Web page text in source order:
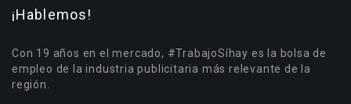
¡Hablemos!
Con 19 años en el mercado, #TrabajoSíhay es la bolsa de
empleo de la industria publicitaria más relevante de la
región.